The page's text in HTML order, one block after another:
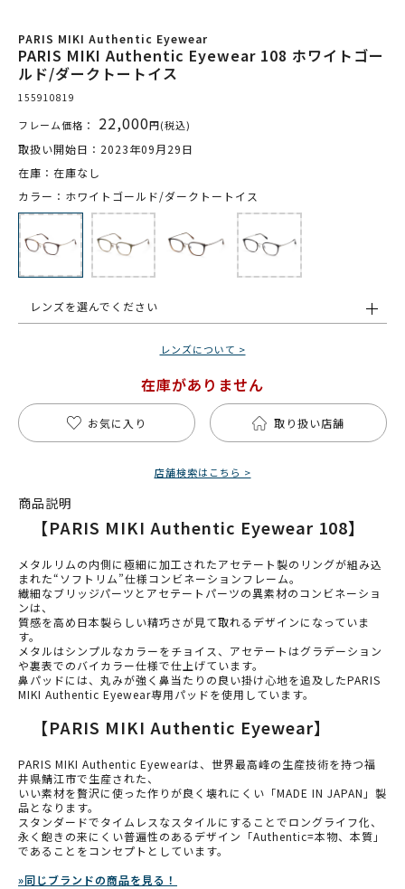
PARIS MIKI Authentic Eyewear
PARIS MIKI Authentic Eyewear 108 ホワイトゴー
ルド/ダークトートイス
155910819
フレーム価格： 22,000円(税込)
取扱い開始日：2023年09月29日
在庫：在庫なし
カラー：ホワイトゴールド/ダークトートイス
レンズを選んでください
レンズについて >
在庫がありません
お気に入り 取り扱い店舗
店舗検索はこちら >
商品説明
【PARIS MIKI Authentic Eyewear 108】
メタルリムの内側に極細に加工されたアセテート製のリングが組み込
まれた“ソフトリム”仕様コンビネーションフレーム。
繊細なブリッジパーツとアセテートパーツの異素材のコンビネーショ
ンは、
質感を高め日本製らしい精巧さが見て取れるデザインになっていま
す。
メタルはシンプルなカラーをチョイス、アセテートはグラデーション
や裏表でのバイカラー仕様で仕上げています。
鼻パッドには、丸みが強く鼻当たりの良い掛け心地を追及したPARIS
MIKI Authentic Eyewear専用パッドを使用しています。
【PARIS MIKI Authentic Eyewear】
PARIS MIKI Authentic Eyewearは、世界最高峰の生産技術を持つ福
井県鯖江市で生産された、
いい素材を贅沢に使った作りが良く壊れにくい「MADE IN JAPAN」製
品となります。
スタンダードでタイムレスなスタイルにすることでロングライフ化、
永く飽きの来にくい普遍性のあるデザイン「Authentic=本物、本質」
であることをコンセプトとしています。
»同じブランドの商品を見る！